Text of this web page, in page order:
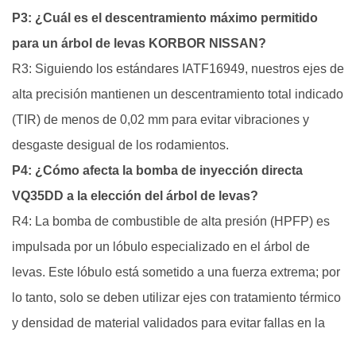
P3: ¿Cuál es el descentramiento máximo permitido
para un árbol de levas KORBOR NISSAN?
R3: Siguiendo los estándares IATF16949, nuestros ejes de
alta precisión mantienen un descentramiento total indicado
(TIR) ​​de menos de 0,02 mm para evitar vibraciones y
desgaste desigual de los rodamientos.
P4: ¿Cómo afecta la bomba de inyección directa
VQ35DD a la elección del árbol de levas?
R4: La bomba de combustible de alta presión (HPFP) es
impulsada por un lóbulo especializado en el árbol de
levas. Este lóbulo está sometido a una fuerza extrema; por
lo tanto, solo se deben utilizar ejes con tratamiento térmico
y densidad de material validados para evitar fallas en la